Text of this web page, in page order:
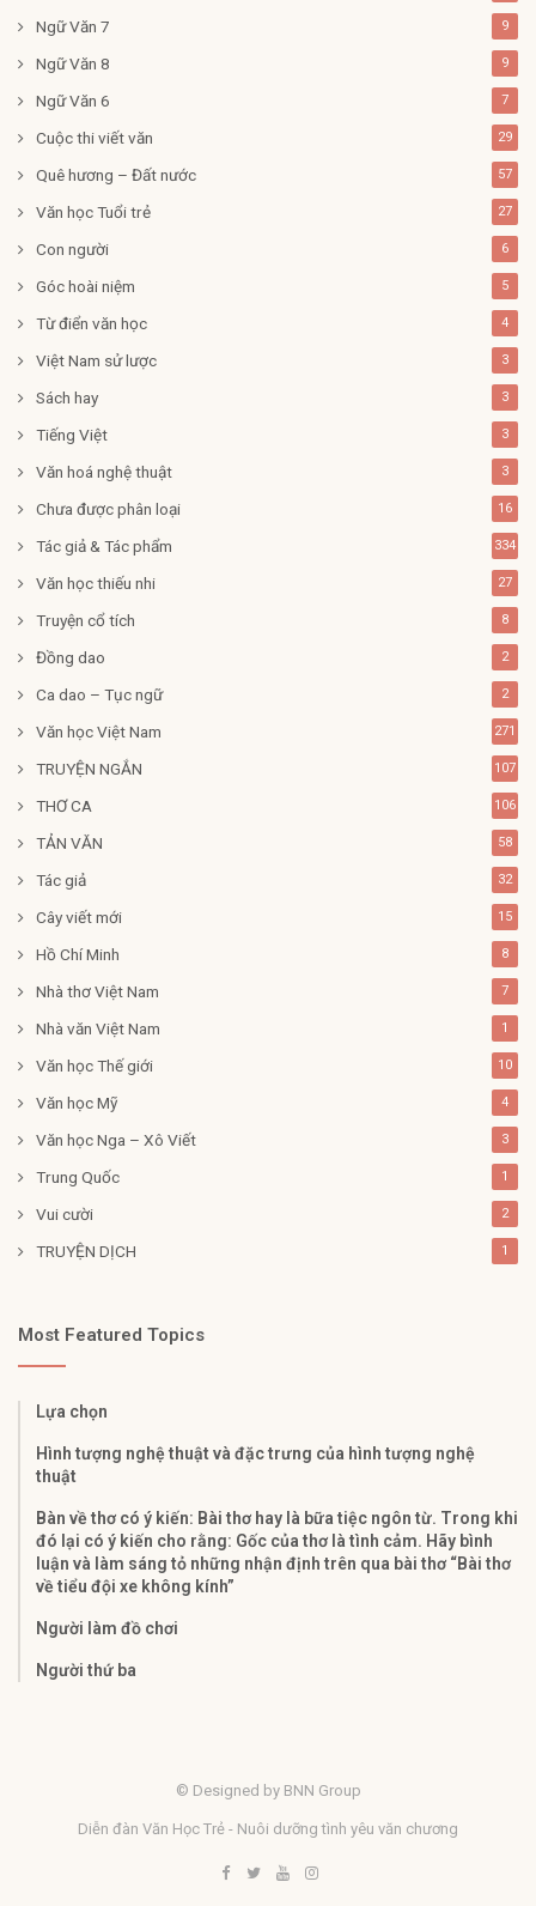
Ngữ Văn 7 9
Ngữ Văn 8 9
Ngữ Văn 6 7
Cuộc thi viết văn 29
Quê hương – Đất nước 57
Văn học Tuổi trẻ 27
Con người 6
Góc hoài niệm 5
Từ điển văn học 4
Việt Nam sử lược 3
Sách hay 3
Tiếng Việt 3
Văn hoá nghệ thuật 3
Chưa được phân loại 16
Tác giả & Tác phẩm 334
Văn học thiếu nhi 27
Truyện cổ tích 8
Đồng dao 2
Ca dao – Tục ngữ 2
Văn học Việt Nam 271
TRUYỆN NGẮN 107
THƠ CA 106
TẢN VĂN 58
Tác giả 32
Cây viết mới 15
Hồ Chí Minh 8
Nhà thơ Việt Nam 7
Nhà văn Việt Nam 1
Văn học Thế giới 10
Văn học Mỹ 4
Văn học Nga – Xô Viết 3
Trung Quốc 1
Vui cười 2
TRUYỆN DỊCH 1
Most Featured Topics
Lựa chọn
Hình tượng nghệ thuật và đặc trưng của hình tượng nghệ
thuật
Bàn về thơ có ý kiến: Bài thơ hay là bữa tiệc ngôn từ. Trong khi
đó lại có ý kiến cho rằng: Gốc của thơ là tình cảm. Hãy bình
luận và làm sáng tỏ những nhận định trên qua bài thơ “Bài thơ
về tiểu đội xe không kính”
Người làm đồ chơi
Người thứ ba
© Designed by BNN Group
Diễn đàn Văn Học Trẻ - Nuôi dưỡng tình yêu văn chương